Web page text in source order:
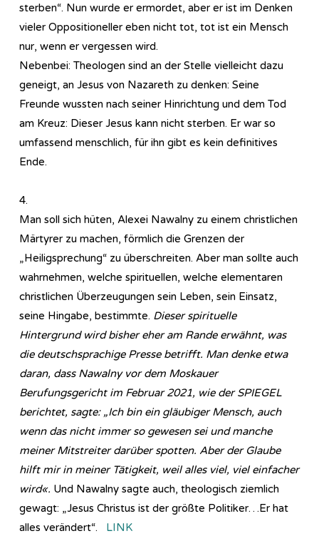
sterben“. Nun wurde er ermordet, aber er ist im Denken
vieler Oppositioneller eben nicht tot, tot ist ein Mensch
nur, wenn er vergessen wird.
Nebenbei: Theologen sind an der Stelle vielleicht dazu
geneigt, an Jesus von Nazareth zu denken: Seine
Freunde wussten nach seiner Hinrichtung und dem Tod
am Kreuz: Dieser Jesus kann nicht sterben. Er war so
umfassend menschlich, für ihn gibt es kein definitives
Ende.
4.
Man soll sich hüten, Alexei Nawalny zu einem christlichen
Märtyrer zu machen, förmlich die Grenzen der
„Heiligsprechung“ zu überschreiten. Aber man sollte auch
wahrnehmen, welche spirituellen, welche elementaren
christlichen Überzeugungen sein Leben, sein Einsatz,
seine Hingabe, bestimmte. Dieser spirituelle
Hintergrund wird bisher eher am Rande erwähnt, was
die deutschsprachige Presse betrifft. Man denke etwa
daran, dass Nawalny vor dem Moskauer
Berufungsgericht im Februar 2021, wie der SPIEGEL
berichtet, sagte: „Ich bin ein gläubiger Mensch, auch
wenn das nicht immer so gewesen sei und manche
meiner Mitstreiter darüber spotten. Aber der Glaube
hilft mir in meiner Tätigkeit, weil alles viel, viel einfacher
wird«. Und Nawalny sagte auch, theologisch ziemlich
gewagt: „Jesus Christus ist der größte Politiker…Er hat
alles verändert“. LINK